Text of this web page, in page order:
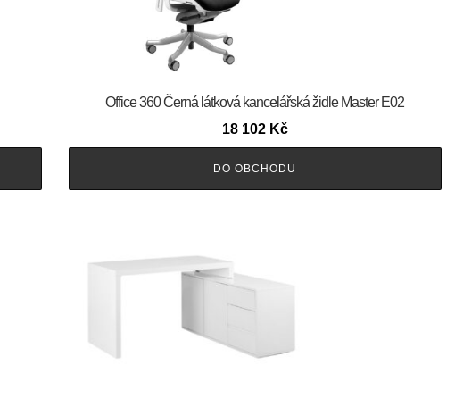
Office 360 Černá látková kancelářská židle Master E02
18 102 Kč
DO OBCHODU